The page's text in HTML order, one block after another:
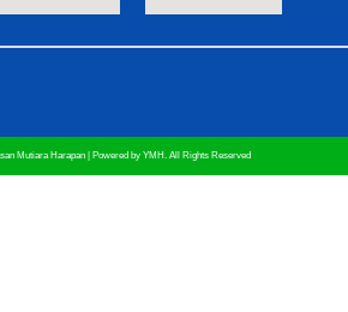
Mutiara Harapan | Powered by YMH. All Rights Reserved